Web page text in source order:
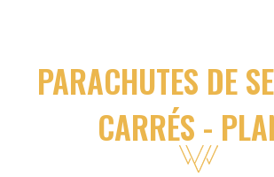
PARACHUTES DE
CARRÉS -